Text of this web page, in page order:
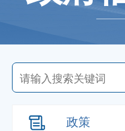
政策